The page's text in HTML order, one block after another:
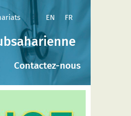
EN FR
Contactez-nous